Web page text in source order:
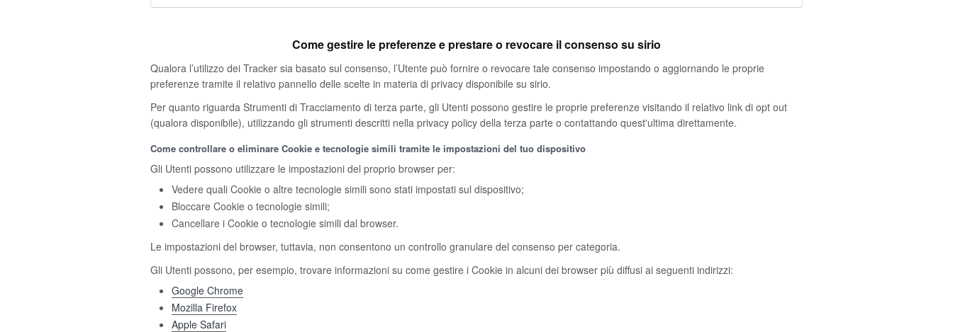
Come gestire le preferenze e prestare o revocare il consenso su sirio
Qualora l’utilizzo dei Tracker sia basato sul consenso, l’Utente può fornire o revocare tale consenso impostando o aggiornando le proprie
preferenze tramite il relativo pannello delle scelte in materia di privacy disponibile su sirio.
Per quanto riguarda Strumenti di Tracciamento di terza parte, gli Utenti possono gestire le proprie preferenze visitando il relativo link di opt out
(qualora disponibile), utilizzando gli strumenti descritti nella privacy policy della terza parte o contattando quest'ultima direttamente.
Come controllare o eliminare Cookie e tecnologie simili tramite le impostazioni del tuo dispositivo
Gli Utenti possono utilizzare le impostazioni del proprio browser per:
Vedere quali Cookie o altre tecnologie simili sono stati impostati sul dispositivo;
Bloccare Cookie o tecnologie simili;
Cancellare i Cookie o tecnologie simili dal browser.
Le impostazioni del browser, tuttavia, non consentono un controllo granulare del consenso per categoria.
Gli Utenti possono, per esempio, trovare informazioni su come gestire i Cookie in alcuni dei browser più diffusi ai seguenti indirizzi:
Google Chrome
Mozilla Firefox
Apple Safari